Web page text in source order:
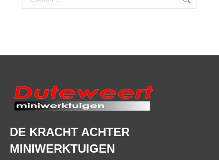
DE KRACHT ACHTER
MINIWERKTUIGEN